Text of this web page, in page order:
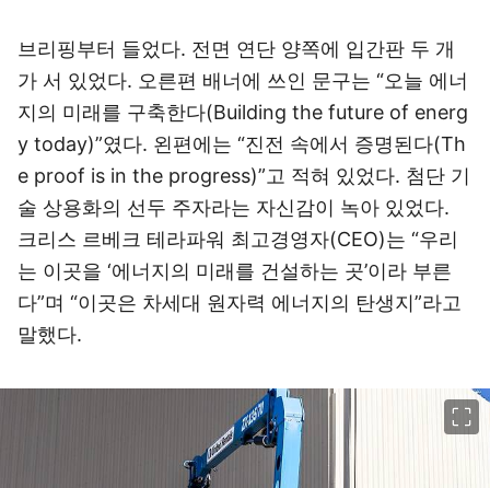
브리핑부터 들었다. 전면 연단 양쪽에 입간판 두 개
가 서 있었다. 오른편 배너에 쓰인 문구는 “오늘 에너
지의 미래를 구축한다(Building the future of energ
y today)”였다. 왼편에는 “진전 속에서 증명된다(Th
e proof is in the progress)”고 적혀 있었다. 첨단 기
술 상용화의 선두 주자라는 자신감이 녹아 있었다.
크리스 르베크 테라파워 최고경영자(CEO)는 “우리
는 이곳을 ‘에너지의 미래를 건설하는 곳’이라 부른
다”며 “이곳은 차세대 원자력 에너지의 탄생지”라고
말했다.